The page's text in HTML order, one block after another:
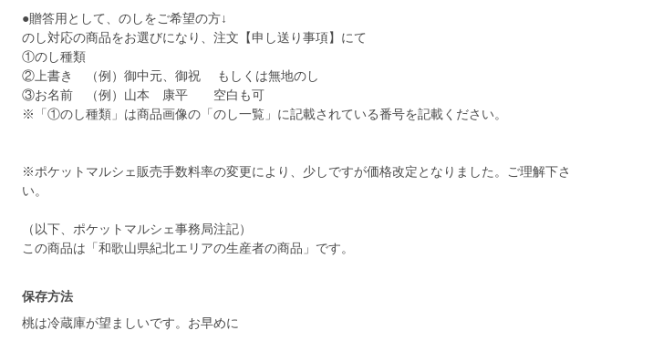
●贈答用として、のしをご希望の方↓
のし対応の商品をお選びになり、注文【申し送り事項】にて
①のし種類
②上書き （例）御中元、御祝 もしくは無地のし
③お名前 （例）山本 康平 空白も可
※「①のし種類」は商品画像の「のし一覧」に記載されている番号を記載ください。
※ポケットマルシェ販売手数料率の変更により、少しですが価格改定となりました。ご理解下さ
い。
（以下、ポケットマルシェ事務局注記）
保存方法
桃は冷蔵庫が望ましいです。お早めに